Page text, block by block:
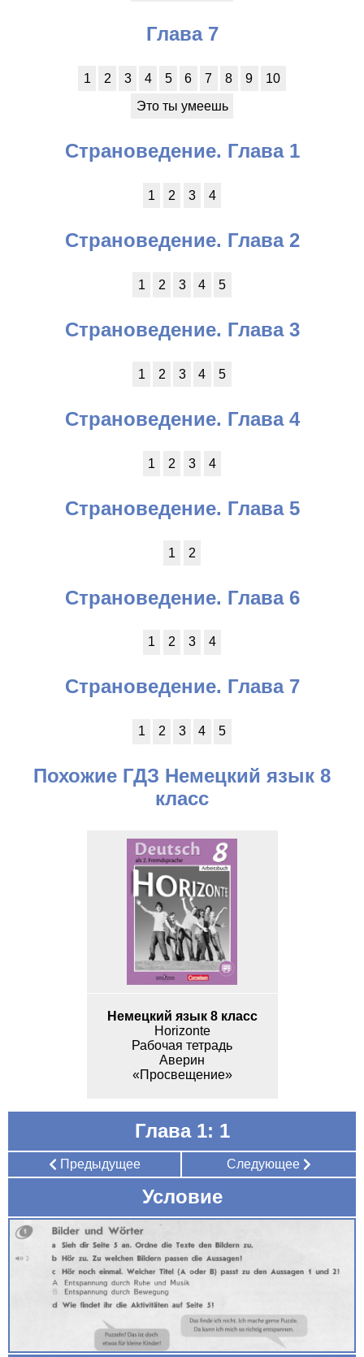
Глава 7
1 2 3 4 5 6 7 8 9
10
Это ты умеешь
Страноведение. Глава 1
1 2 3 4
Страноведение. Глава 2
1 2 3 4 5
Страноведение. Глава 3
1 2 3 4 5
Страноведение. Глава 4
1 2 3 4
Страноведение. Глава 5
1 2
Страноведение. Глава 6
1 2 3 4
Страноведение. Глава 7
1 2 3 4 5
Похожие ГДЗ Немецкий язык 8
класс
Немецкий язык 8 класс
Horizonte
Рабочая тетрадь
Аверин
«Просвещение»
Глава 1: 1
Предыдущее Следующее
Условие